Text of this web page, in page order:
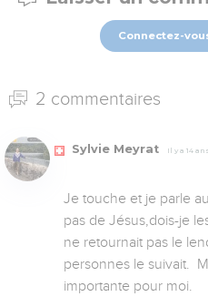
Connectez-
2 commentaires
Sylvie Meyrat Il y a 14
Je touche et je parle
pas de Jésus,dois-je
ne retournait pas le
personnes le suivait.
importante pour moi.